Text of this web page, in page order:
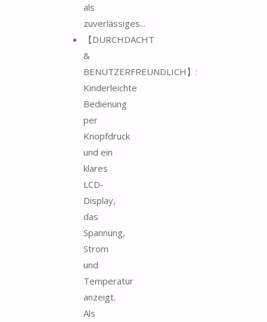
als
zuverlässiges...
【DURCHDACHT
&
BENUTZERFREUNDLICH】:
Kinderleichte
Bedienung
per
Knopfdruck
und ein
klares
LCD-
Display,
das
Spannung,
Strom
und
Temperatur
anzeigt.
Als